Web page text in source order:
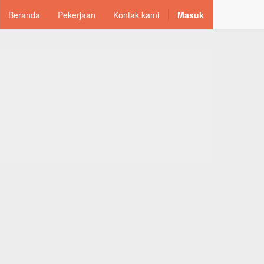
Beranda Pekerjaan Kontak kami Masuk